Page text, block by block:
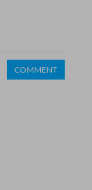
COMMENT